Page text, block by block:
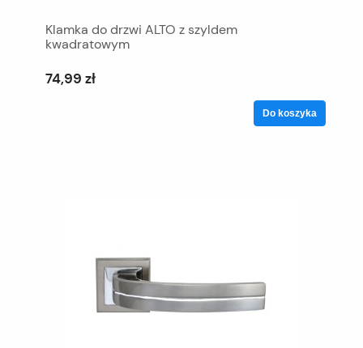
Klamka do drzwi ALTO z szyldem
kwadratowym
74,99 zł
Do koszyka